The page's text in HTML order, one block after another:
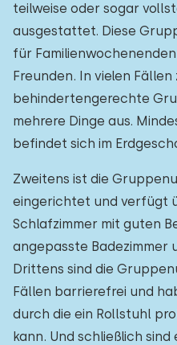
teilweise oder sogar
ausgestattet. Diese
für
Freunden. In vielen
behindertengerechte
mehrere Dinge aus.
befindet sich im
Zweitens ist die
eingerichtet und verfügt
Schlafzimmer mit guten
angepasste Badezimmer
Drittens sind die
Fällen barrierefrei und
durch die ein Rollstuhl
kann. Und schließlich